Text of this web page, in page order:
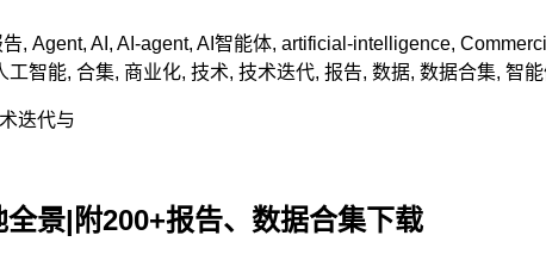
, Agent, AI , AI-agent, AI智能体, artificial-intelligence,
工智能, 合集, 商业化, 技术, 技术迭代, 报告, 数据, 数据合集, 智
迭代与
景|附200+报告、数据合集下载